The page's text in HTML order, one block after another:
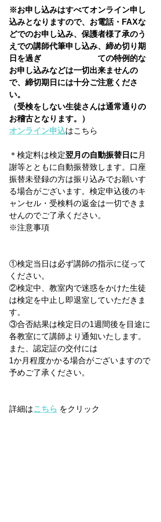
※お申し込みはすべてオンライン申し
込みとなりますので、お電話・FAXな
どでのお申し込み、保護者様了承のう
えでの講師代筆申し込み、締め切り期
日を過ぎ　　　　　　　ての特例的な
お申し込みなどは一切出来ませんの
で、締切期日には十分ご注意くださ
い。
（受検をしない生徒さんは通常通りの
お稽古となります。）
オンライン申込はこちら
＊検定料は検定翌月の自動振替日に 月
謝等とともに自動振替致します。口座
振替未登録の方は振り込みでお願いす
る場合がございます。検定申込後のキ
ャンセル・受検料の返金は一切できま
せんのでご了承ください。
※注意事項
①検定当日は必ず講師の指示に従って
ください。
②検定中、教室内で迷惑をかけた生徒
は検定を中止し即退室していただきま
す。
③合否結果は検定日の1週間後を目途に
各教室にて講師より通知いたします。
また、認定証の交付には
1か月程度かかる場合がございますので
予めご了承ください。
詳細はこちら をクリック